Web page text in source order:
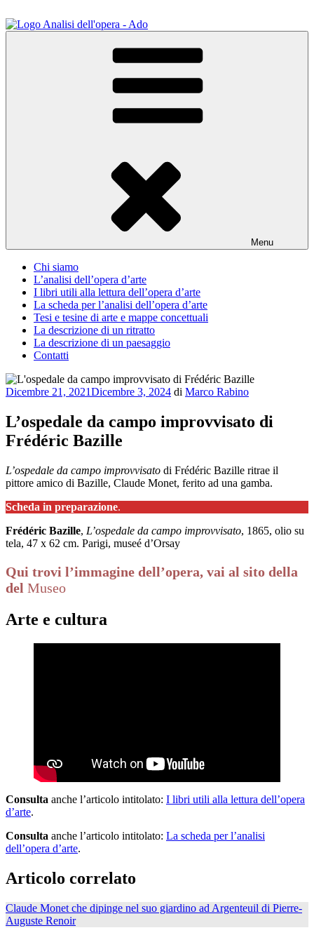
al
contenuto
Osservare le opere d'arte per capirle e imparare ad amarle
Menu
Chi siamo
L’analisi dell’opera d’arte
I libri utili alla lettura dell’opera d’arte
La scheda per l’analisi dell’opera d’arte
Tesi e tesine di arte e mappe concettuali
La descrizione di un ritratto
La descrizione di un paesaggio
Contatti
Pubblicato
Dicembre 21, 2021Dicembre 3, 2024 di Marco Rabino
L’ospedale da campo improvvisato di
Frédéric Bazille
L’ospedale da campo improvvisato di Frédéric Bazille ritrae il
pittore amico di Bazille, Claude Monet, ferito ad una gamba.
Scheda in preparazione.
Frédéric Bazille, L’ospedale da campo improvvisato, 1865, olio su
tela, 47 x 62 cm. Parigi, museé d’Orsay
Qui trovi l’immagine dell’opera, vai al sito della
del Museo
Arte e cultura
Consulta anche l’articolo intitolato: I libri utili alla lettura dell’opera
d’arte.
Consulta anche l’articolo intitolato: La scheda per l’analisi
dell’opera d’arte.
Articolo correlato
Claude Monet che dipinge nel suo giardino ad Argenteuil di Pierre-
Auguste Renoir